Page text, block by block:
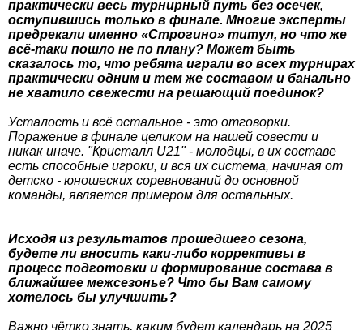
практически весь турнирный путь без осечек,
оступившись только в финале. Многие эксперты
предрекали именно «Строгино» титул, но что же
всё-таки пошло не по плану? Может быть
сказалось то, что ребята играли во всех турнирах
практически одним и тем же составом и банально
не хватило свежести на решающий поединок?
Усталость и всё остальное - это отговорки.
Поражение в финале целиком на нашей совести и
никак иначе. "Кристалл U21" - молодцы, в их составе
есть способные игроки, и вся их система, начиная от
детско - юношеских соревнований до основной
команды, является примером для остальных.
Исходя из результатов прошедшего сезона,
будете ли вносить каки-либо коррективы в
процесс подготовки и формирование состава в
ближайшее межсезонье? Что бы Вам самому
хотелось бы улучшить?
Важно чётко знать, каким будет календарь на 2025